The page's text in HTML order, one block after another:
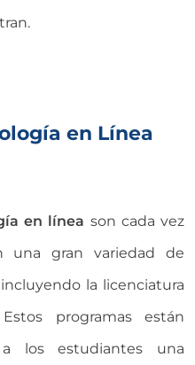
en Línea
en línea son cada vez
una gran variedad de
la licenciatura
programas están
los estudiantes una